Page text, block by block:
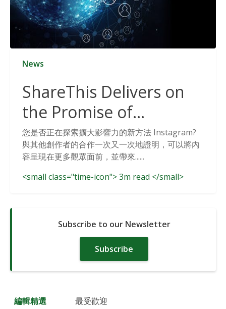
News
ShareThis Delivers on
the Promise of
Cookieless Data
Solutions
您是否正在探索擴大影響力的新方法 Instagram?
與其他創作者的合作一次又一次地證明，可以將內
容呈現在更多觀眾面前，並帶來......
<small class="time-icon"> 3m read </small>
Subscribe to our Newsletter
Subscribe
編輯精選 最受歡迎